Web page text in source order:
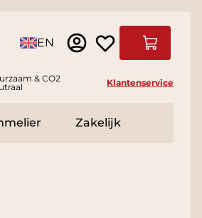
Taal EN
& CO2
Klantenservice
Accessoires
Zakelijk